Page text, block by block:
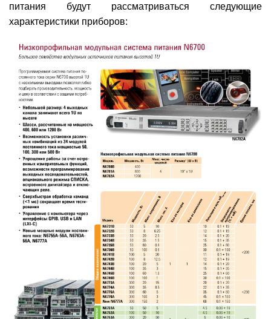
питания будут рассматриваться следующие
характеристики приборов: